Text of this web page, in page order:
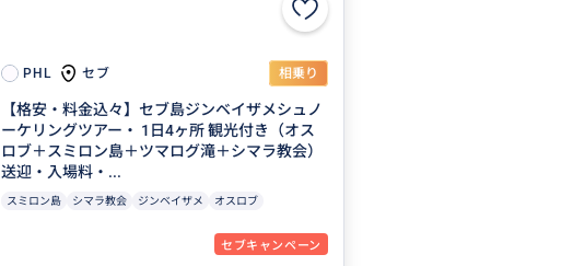
PHL セブ 相乗り
【格安・料金込々】セブ島ジンベイザメシュノ
ーケリングツアー・ 1日4ヶ所 観光付き（オス
ロブ＋スミロン島＋ツマログ滝＋シマラ教会）
送迎・入場料・...
スミロン島 シマラ教会 ジンベイザメ オスロブ
セブキャンペーン